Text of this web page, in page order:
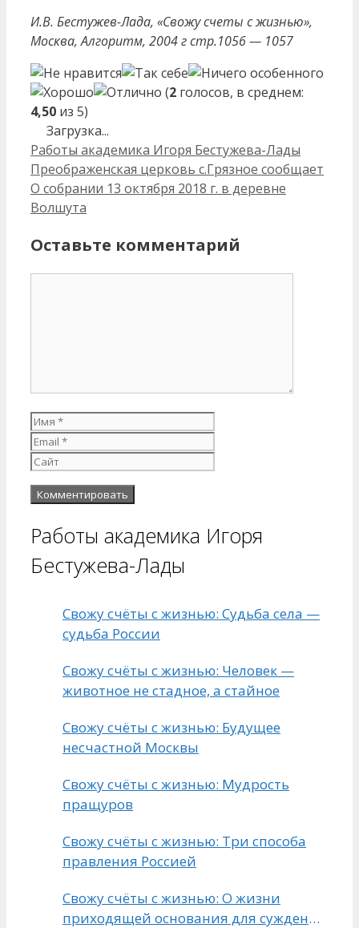
И.В. Бестужев-Лада, «Свожу счеты с жизнью»,
Москва, Алгоритм, 2004 г стр.1056 — 1057
(2 голосов, в среднем:
4,50 из 5)
Загрузка...
Рубрики
Работы академика Игоря Бестужева-Лады
Навигация
записи
Преображенская церковь с.Грязное сообщает
О собрании 13 октября 2018 г. в деревне
Волшута
Оставьте комментарий
Имя
Работы академика Игоря
Бестужева-Лады
Свожу счёты с жизнью: Судьба села —
судьба России
Свожу счёты с жизнью: Человек —
животное не стадное, а стайное
Свожу счёты с жизнью: Будущее
несчастной Москвы
Свожу счёты с жизнью: Мудрость
пращуров
Свожу счёты с жизнью: Три способа
правления Россией
Свожу счёты с жизнью: О жизни
приходящей основания для суждений